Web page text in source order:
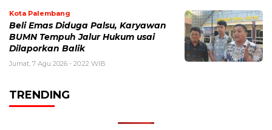
Kota Palembang
Beli Emas Diduga Palsu, Karyawan
BUMN Tempuh Jalur Hukum usai
Dilaporkan Balik
Jumat, 7 Agu 2026 - 20:22 WIB
TRENDING